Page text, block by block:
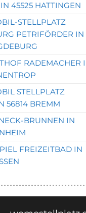
45525 HATTINGEN
STELLPLATZ
PETRIFÖRDER IN
RADEMACHER
STELLPLATZ
56814 BREMM
BRUNNEN IN
FREIZEITBAD IN